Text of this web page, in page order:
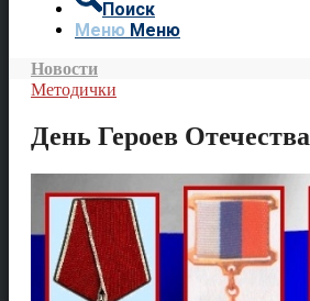
Поиск
Меню Меню
Новости
Методички
День Героев Отечества